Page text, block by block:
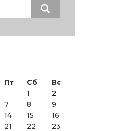
Пт Сб
Вс
1
2
7 8
9
14 15
16
21 22
23